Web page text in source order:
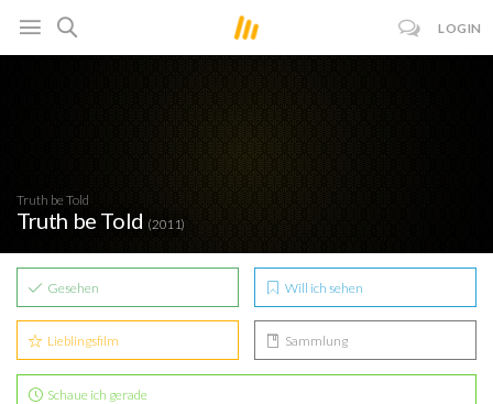
LOGIN
Truth be Told
Truth be Told (2011)
Gesehen Will ich sehen
Lieblingsfilm Sammlung
Schaue ich gerade